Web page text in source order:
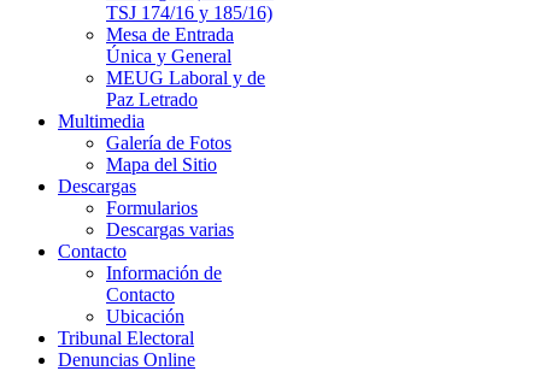
TSJ 174/16 y 185/16)
Mesa de Entrada
Única y General
MEUG Laboral y de
Paz Letrado
Multimedia
Galería de Fotos
Mapa del Sitio
Descargas
Formularios
Descargas varias
Contacto
Información de
Contacto
Ubicación
Tribunal Electoral
Denuncias Online